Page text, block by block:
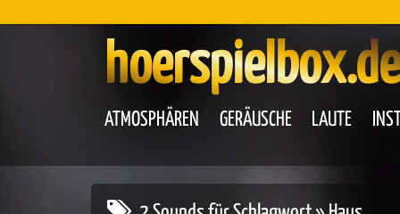
hoerspielbox.de
ATMOSPHÄREN GERÄUSCHE LAUTE